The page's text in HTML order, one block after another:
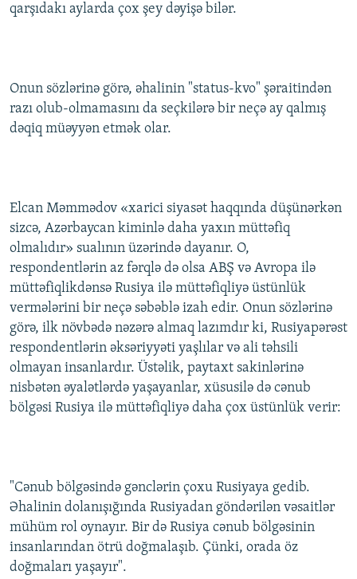
qarşıdakı aylarda çox şey dəyişə bilər.
Onun sözlərinə görə, əhalinin "status-kvo" şəraitindən
razı olub-olmamasını da seçkilərə bir neçə ay qalmış
dəqiq müəyyən etmək olar.
Elcan Məmmədov «xarici siyasət haqqında düşünərkən
sizcə, Azərbaycan kiminlə daha yaxın müttəfiq
olmalıdır» sualının üzərində dayanır. O,
respondentlərin az fərqlə də olsa ABŞ və Avropa ilə
müttəfiqlikdənsə Rusiya ilə müttəfiqliyə üstünlük
vermələrini bir neçə səbəblə izah edir. Onun sözlərinə
görə, ilk növbədə nəzərə almaq lazımdır ki, Rusiyapərəst
respondentlərin əksəriyyəti yaşlılar və ali təhsili
olmayan insanlardır. Üstəlik, paytaxt sakinlərinə
nisbətən əyalətlərdə yaşayanlar, xüsusilə də cənub
bölgəsi Rusiya ilə müttəfiqliyə daha çox üstünlük verir:
"Cənub bölgəsində gənclərin çoxu Rusiyaya gedib.
Əhalinin dolanışığında Rusiyadan göndərilən vəsaitlər
mühüm rol oynayır. Bir də Rusiya cənub bölgəsinin
insanlarından ötrü doğmalaşıb. Çünki, orada öz
doğmaları yaşayır".